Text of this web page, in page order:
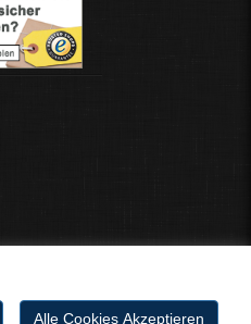
Alle Cookies Akzeptieren